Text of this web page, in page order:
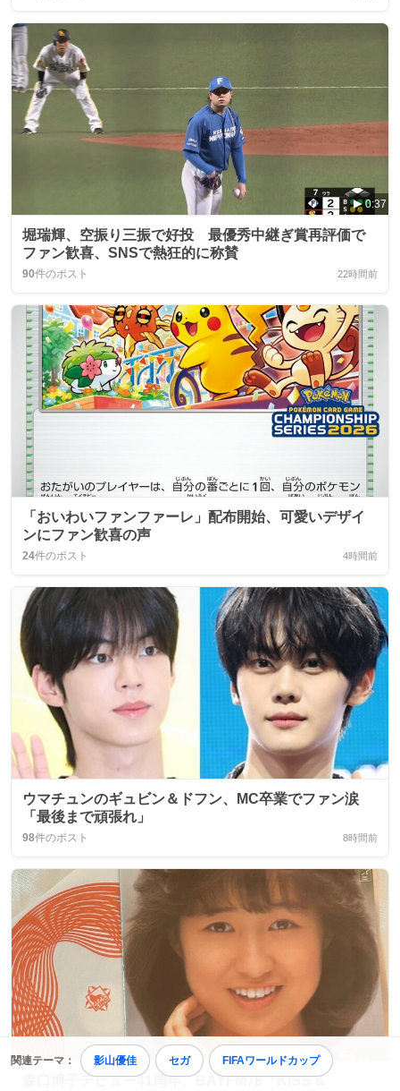
関連テーマ： 影山優佳 セガ FIFAワールドカップ
0:37
堀瑞輝、空振り三振で好投 最優秀中継ぎ賞再評価で
ファン歓喜、SNSで熱狂的に称賛
90件のポスト 22時間前
「おいわいファンファーレ」配布開始、可愛いデザイ
ンにファン歓喜の声
24件のポスト 4時間前
ウマチュンのギュビン＆ドフン、MC卒業でファン涙
「最後まで頑張れ」
98件のポスト 8時間前
森口博子デビュー41周年、BAYFM78『KISS &